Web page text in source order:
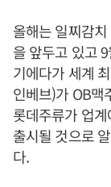
올해는 일찌감
을 앞두고 있고
기에다가 세계
인베브)가 OB맥
롯데주류가 업
출시될 것으로
다.